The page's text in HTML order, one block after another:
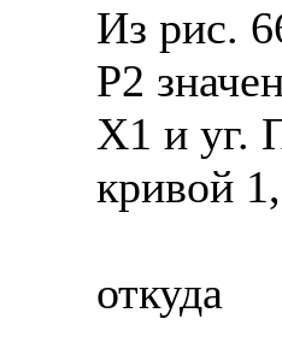
Из рис.
P2
X1 и уг.
кривой
откуда